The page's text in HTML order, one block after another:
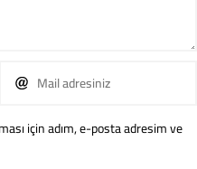
için adım, e-posta adresim ve